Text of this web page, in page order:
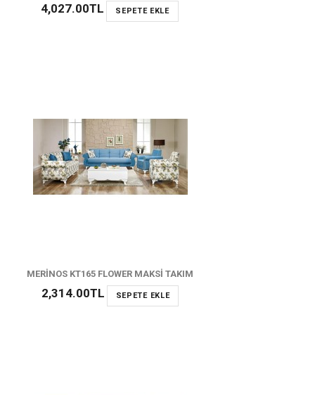
4,027.00TL SEPETE EKLE
MERİNOS KT165 FLOWER MAKSİ TAKIM
2,314.00TL SEPETE EKLE